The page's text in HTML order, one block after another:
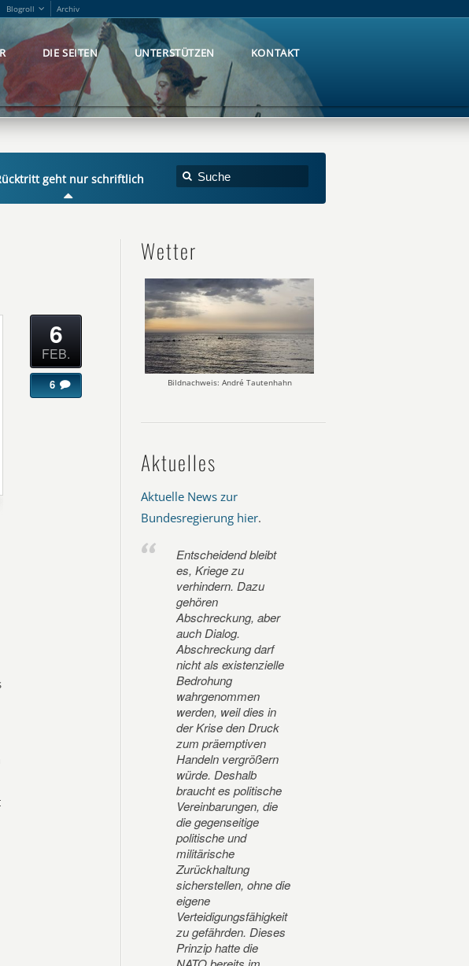
Blogroll Archiv
DIE SEITEN UNTERSTÜTZEN KONTAKT
geht nur schriftlich
6
FEB.
6
Wetter
Bildnachweis: André Tautenhahn
Aktuelles
Aktuelle News zur
Bundesregierung hier.
Entscheidend bleibt
es, Kriege zu
verhindern. Dazu
gehören
Abschreckung, aber
auch Dialog.
Abschreckung darf
nicht als existenzielle
Bedrohung
wahrgenommen
werden, weil dies in
der Krise den Druck
zum präemptiven
Handeln vergrößern
würde. Deshalb
braucht es politische
Vereinbarungen, die
die gegenseitige
politische und
militärische
Zurückhaltung
sicherstellen, ohne die
eigene
Verteidigungsfähigkeit
zu gefährden. Dieses
Prinzip hatte die
Blogroll Archiv
DIE SEITEN UNTERSTÜTZEN KONTAKT